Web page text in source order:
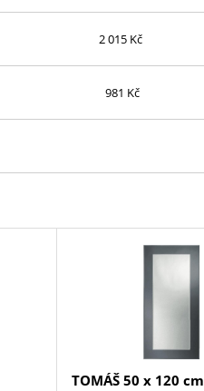
2 015 Kč
981 Kč
TOMÁŠ 50 x 120 cm